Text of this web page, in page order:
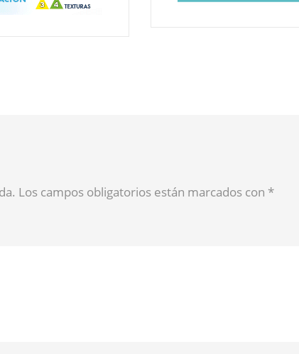
Los campos obligatorios están marcados con *